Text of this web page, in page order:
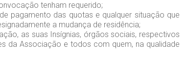
tenham requerido;
pagamento das quotas e qualquer situação que
a mudança de residência;
as suas Insígnias, órgãos sociais, respectivos
da Associação e todos com quem, na qualidade